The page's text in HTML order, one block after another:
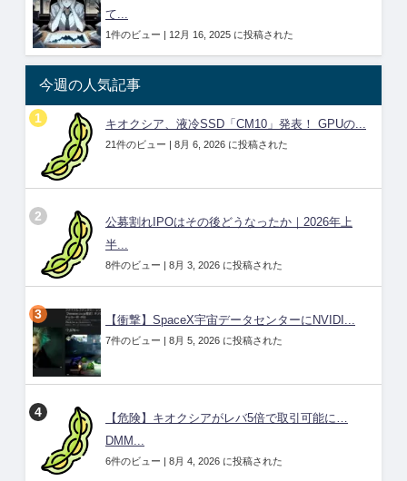
て...
1件のビュー | 12月 16, 2025 に投稿された
今週の人気記事
キオクシア、液冷SSD「CM10」発表！ GPUの...
21件のビュー | 8月 6, 2026 に投稿された
公募割れIPOはその後どうなったか｜2026年上
半...
8件のビュー | 8月 3, 2026 に投稿された
【衝撃】SpaceX宇宙データセンターにNVIDI...
7件のビュー | 8月 5, 2026 に投稿された
【危険】キオクシアがレバ5倍で取引可能に…
DMM...
6件のビュー | 8月 4, 2026 に投稿された